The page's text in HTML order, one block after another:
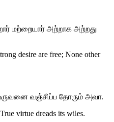
மற்றையார் அற்றாக அற்றது
desire are free; None other
வஞ்சிப்ப தோரும் அவா.
virtue dreads its wiles.